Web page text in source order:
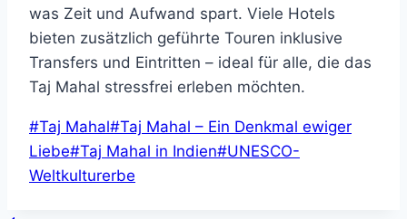
was Zeit und Aufwand spart. Viele Hotels
bieten zusätzlich geführte Touren inklusive
Transfers und Eintritten – ideal für alle, die das
Taj Mahal stressfrei erleben möchten.
Schlagworte:
#Taj Mahal#Taj Mahal – Ein Denkmal ewiger
Liebe#Taj Mahal in Indien#UNESCO-
Weltkulturerbe